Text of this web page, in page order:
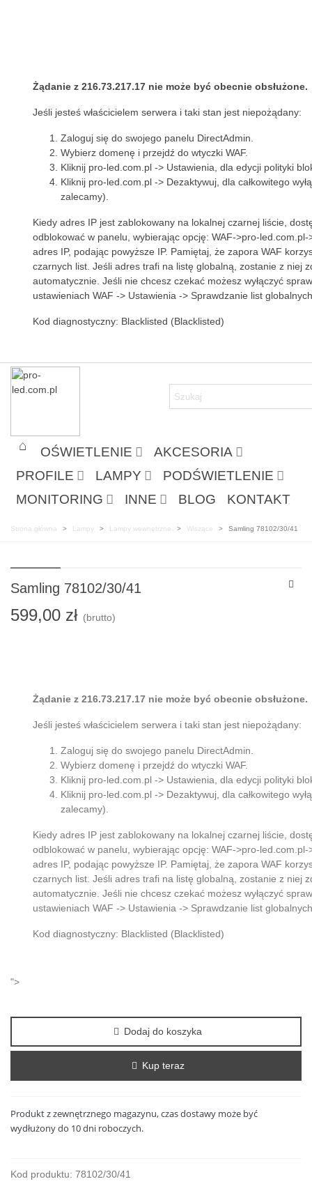
Żądanie z 216.73.217.17 nie może być obecnie obsłużone.
Jeśli jesteś właścicielem serwera i taki stan jest niepożądany:
Zaloguj się do swojego panelu DirectAdmin.
Wybierz domenę i przejdź do wtyczki WAF.
Kliknij pro-led.com.pl -> Ustawienia, dla edycji polityki
Kliknij pro-led.com.pl -> Dezaktywuj, dla całkowitego
zalecamy).
Kiedy adres IP jest zablokowany na lokalnej czarnej liście,
odblokować w panelu, wybierając opcję: WAF->pro-led.com.pl-
adres IP, podając powyższe IP. Pamiętaj, że zapora WAF
czarnych list. Jeśli adres trafi na listę globalną, zostanie z niej
automatycznie. Jeśli nie chcesz czekać możesz wyłączyć
ustawieniach WAF -> Ustawienia -> Sprawdzanie list
Kod diagnostyczny: Blacklisted (Blacklisted)
OŚWIETLENIE
AKCESORIA
PROFILE
LAMPY
PODŚWIETLENIE
MONITORING
INNE BLOG KONTAKT
Strona główna > Lampy > Lampy wewnętrzne > Wiszące > Samling 78102/30/41
Samling 78102/30/41
599,00 zł (brutto)
Żądanie z 216.73.217.17 nie może być obecnie obsłużone.
Jeśli jesteś właścicielem serwera i taki stan jest niepożądany:
Zaloguj się do swojego panelu DirectAdmin.
Wybierz domenę i przejdź do wtyczki WAF.
Kliknij pro-led.com.pl -> Ustawienia, dla edycji polityki
Kliknij pro-led.com.pl -> Dezaktywuj, dla całkowitego
zalecamy).
Kiedy adres IP jest zablokowany na lokalnej czarnej liście,
odblokować w panelu, wybierając opcję: WAF->pro-led.com.pl-
adres IP, podając powyższe IP. Pamiętaj, że zapora WAF
czarnych list. Jeśli adres trafi na listę globalną, zostanie z niej
automatycznie. Jeśli nie chcesz czekać możesz wyłączyć
ustawieniach WAF -> Ustawienia -> Sprawdzanie list
Kod diagnostyczny: Blacklisted (Blacklisted)
">
Dodaj do koszyka
Kup teraz
Produkt z zewnętrznego magazynu, czas dostawy może być
wydłużony do 10 dni roboczych.
Kod produktu: 78102/30/41